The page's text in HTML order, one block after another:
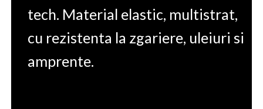
tech. Material elastic, multistrat,
cu rezistenta la zgariere, uleiuri si
amprente.